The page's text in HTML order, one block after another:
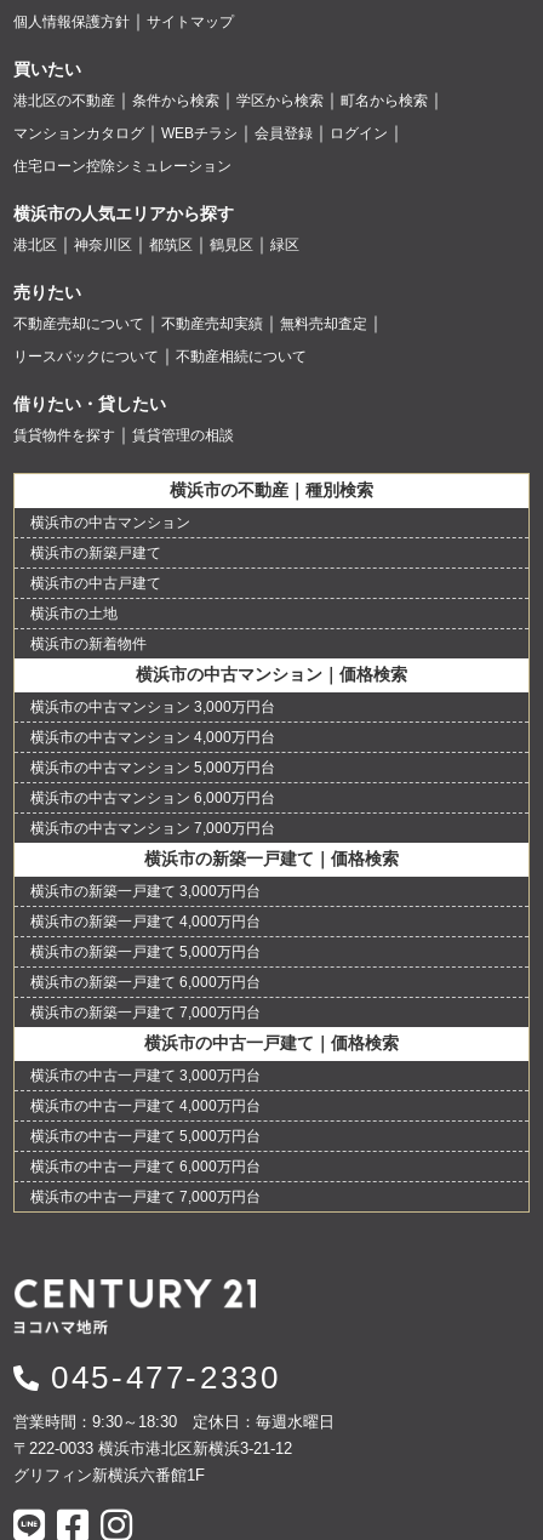
個人情報保護方針
サイトマップ
買いたい
港北区の不動産 条件から検索 学区から検索
町名から検索
マンションカタログ
WEBチラシ 会員登録
ログイン
住宅ローン控除シミュレーション
横浜市の人気エリアから探す
港北区 神奈川区 都筑区 鶴見区 緑区
売りたい
不動産売却について 不動産売却実績
無料売却査定
リースバックについて
不動産相続について
借りたい・貸したい
賃貸物件を探す 賃貸管理の相談
横浜市の不動産｜種別検索
横浜市の中古マンション
横浜市の新築戸建て
横浜市の中古戸建て
横浜市の土地
横浜市の新着物件
横浜市の中古マンション｜価格検索
横浜市の中古マンション 3,000万円台
横浜市の中古マンション 4,000万円台
横浜市の中古マンション 5,000万円台
横浜市の中古マンション 6,000万円台
横浜市の中古マンション 7,000万円台
横浜市の新築一戸建て｜価格検索
横浜市の新築一戸建て 3,000万円台
横浜市の新築一戸建て 4,000万円台
横浜市の新築一戸建て 5,000万円台
横浜市の新築一戸建て 6,000万円台
横浜市の新築一戸建て 7,000万円台
横浜市の中古一戸建て｜価格検索
横浜市の中古一戸建て 3,000万円台
横浜市の中古一戸建て 4,000万円台
横浜市の中古一戸建て 5,000万円台
横浜市の中古一戸建て 6,000万円台
横浜市の中古一戸建て 7,000万円台
045-477-2330
営業時間：9:30～18:30 定休日：毎週水曜日
〒222-0033 横浜市港北区新横浜3-21-12
グリフィン新横浜六番館1F